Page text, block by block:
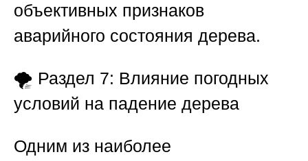
объективных признаков
аварийного состояния дерева.
🌪️ Раздел 7: Влияние погодных
условий на падение дерева
Одним из наиболее